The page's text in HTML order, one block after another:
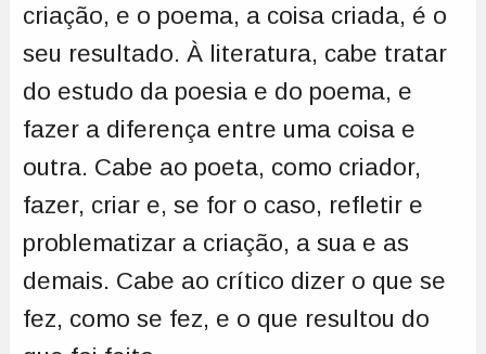
criação, e o poema, a coisa criada, é o
seu resultado. À literatura, cabe tratar
do estudo da poesia e do poema, e
fazer a diferença entre uma coisa e
outra. Cabe ao poeta, como criador,
fazer, criar e, se for o caso, refletir e
problematizar a criação, a sua e as
demais. Cabe ao crítico dizer o que se
fez, como se fez, e o que resultou do